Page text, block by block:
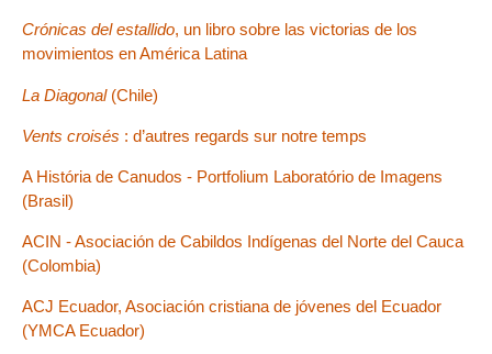
Crónicas del estallido, un libro sobre las victorias de los
movimientos en América Latina
La Diagonal(Chile)
Vents croisés : d’autres regards sur notre temps
A História de Canudos - Portfolium Laboratório de Imagens
(Brasil)
ACIN - Asociación de Cabildos Indígenas del Norte del Cauca
(Colombia)
ACJ Ecuador, Asociación cristiana de jóvenes del Ecuador
(YMCA Ecuador)